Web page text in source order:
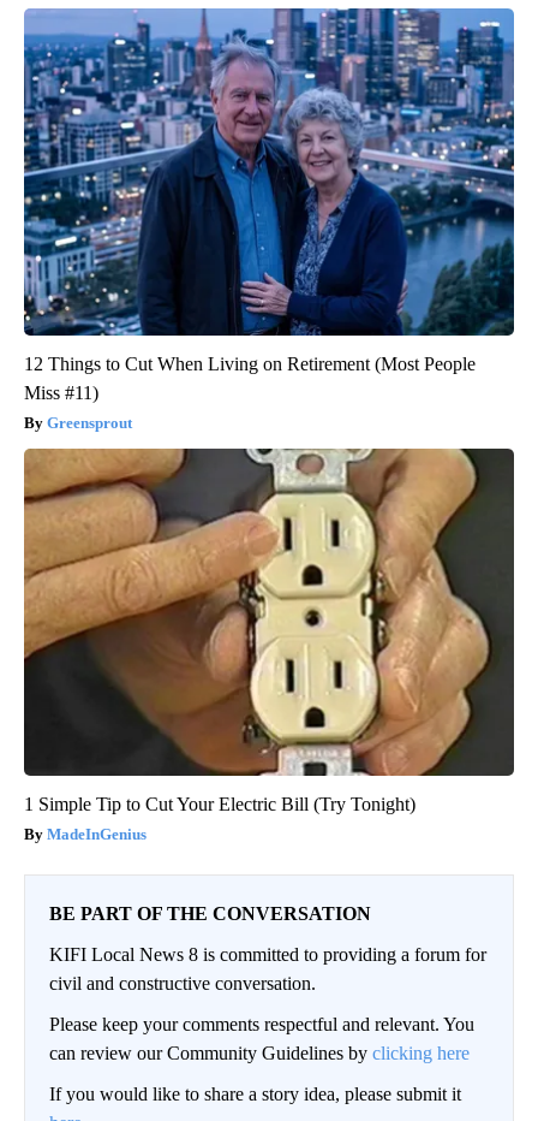
12 Things to Cut When Living on Retirement (Most People
Miss #11)
Greensprout
1 Simple Tip to Cut Your Electric Bill (Try Tonight)
MadeInGenius
BE PART OF THE CONVERSATION
KIFI Local News 8 is committed to providing a forum for
civil and constructive conversation.
Please keep your comments respectful and relevant. You
can review our Community Guidelines by clicking here
If you would like to share a story idea, please submit it